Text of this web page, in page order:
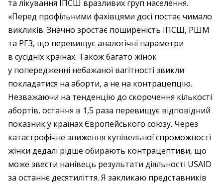
та лікування ІПСШ вразливих груп населення.
«Перед профільними фахівцями досі постає чимало
викликів. Значно зростає поширеність ІПСШ, РШМ
та РГЗ, що перевищує аналогічні параметри
в сусідніх країнах. Також багато жінок
у попередженні небажаної вагітності звикли
покладатися на аборти, а не на контрацепцію.
Незважаючи на тенденцію до скорочення кількості
абортів, остання в 1,5 раза перевищує відповідний
показник у країнах Європейського союзу. Через
катастрофічне зниження купівельної спроможності
жінки дедалі рідше обирають контрацептиви, що
може звести нанівець результати діяльності USAID
за останнє десятиліття. Я закликаю представників